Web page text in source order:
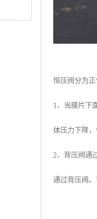
恒压阀分为正
1、当膜片下
体压力下降
2、背压阀通
通过背压阀。